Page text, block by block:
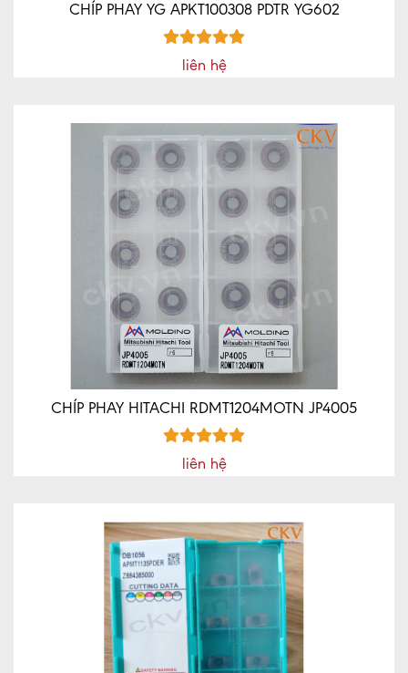
CHÍP PHAY YG APKT100308 PDTR YG602
liên hệ
CHÍP PHAY HITACHI RDMT1204MOTN JP4005
liên hệ